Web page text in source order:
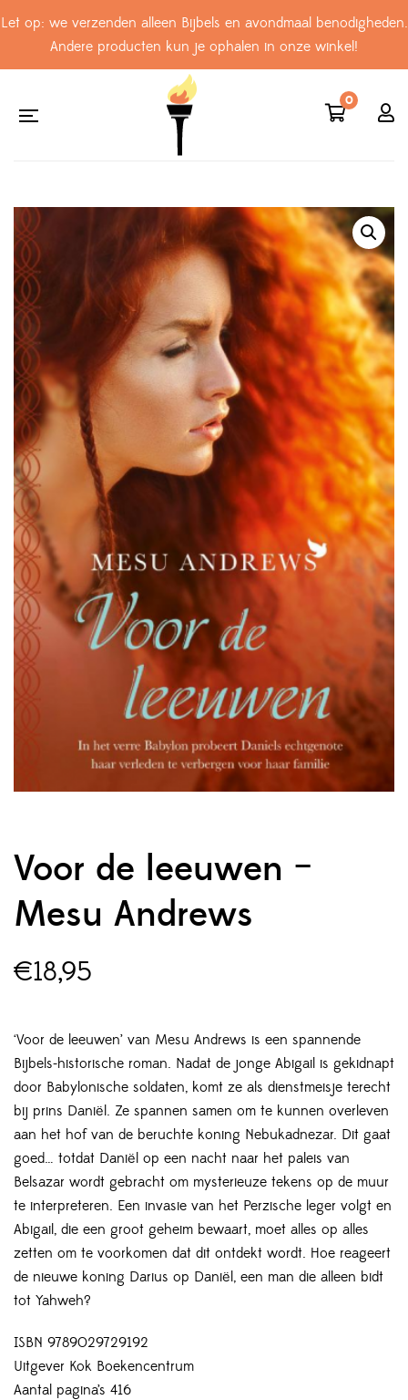
Let op: we verzenden alleen Bijbels en avondmaal benodigheden.
Andere producten kun je ophalen in onze winkel!
0
Voor de leeuwen –
Mesu Andrews
€18,95
‘Voor de leeuwen’ van Mesu Andrews is een spannende
Bijbels-historische roman. Nadat de jonge Abigail is gekidnapt
door Babylonische soldaten, komt ze als dienstmeisje terecht
bij prins Daniël. Ze spannen samen om te kunnen overleven
aan het hof van de beruchte koning Nebukadnezar. Dit gaat
goed… totdat Daniël op een nacht naar het paleis van
Belsazar wordt gebracht om mysterieuze tekens op de muur
te interpreteren. Een invasie van het Perzische leger volgt en
Abigail, die een groot geheim bewaart, moet alles op alles
zetten om te voorkomen dat dit ontdekt wordt. Hoe reageert
de nieuwe koning Darius op Daniël, een man die alleen bidt
tot Yahweh?
ISBN 9789029729192
Uitgever Kok Boekencentrum
Aantal pagina’s 416